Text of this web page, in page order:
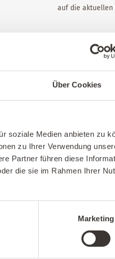
Über Cookies
soziale Medien anbieten zu
zu Ihrer Verwendung
Partner führen diese
die sie im Rahmen Ihrer
Marketing
auf die aktuellen
haben, schalten wir